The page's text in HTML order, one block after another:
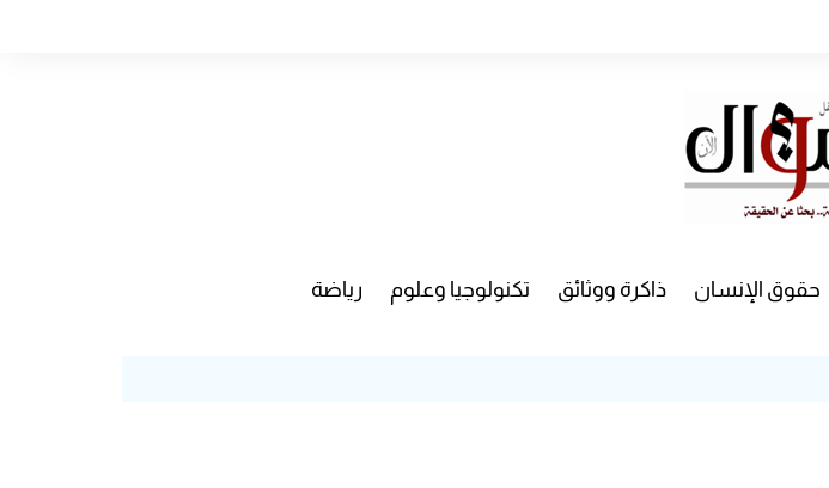
حقوق الإنسان ذاكرة ووثائق تكنولوجيا وعلوم رياضة